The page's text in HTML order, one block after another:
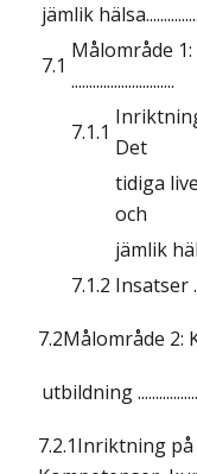
jämlik
7.1
Målområde
.............................
7.1.1
Det
tidiga
och
jämlik
7.1.2 Insatser
7.2Målområde 2:
utbildning
7.2.1Inriktning